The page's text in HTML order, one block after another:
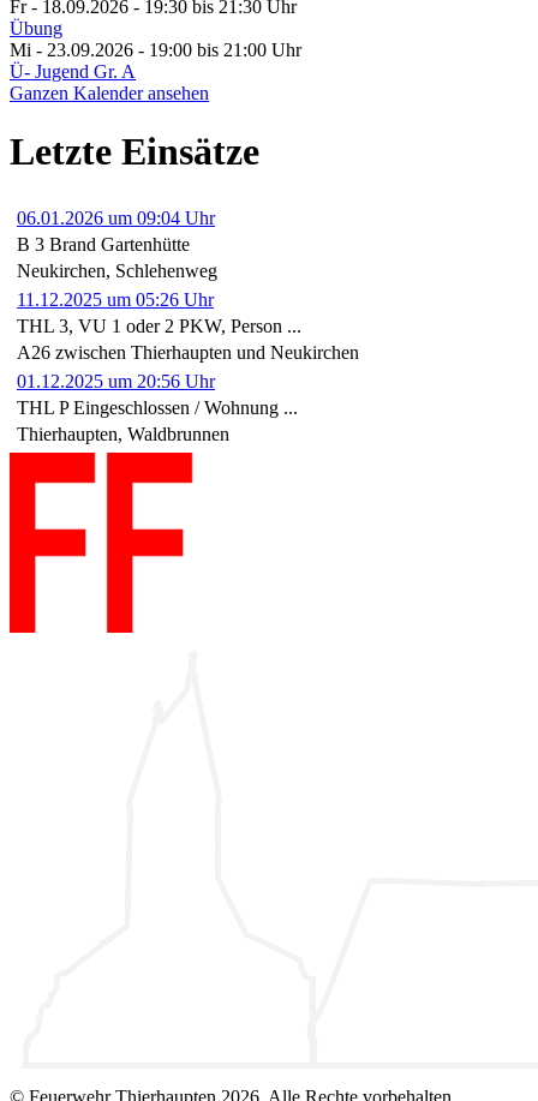
Fr - 18.09.2026 - 19:30 bis 21:30 Uhr
Übung
Mi - 23.09.2026 - 19:00 bis 21:00 Uhr
Ü- Jugend Gr. A
Ganzen Kalender ansehen
Letzte Einsätze
06.01.2026 um 09:04 Uhr
B 3 Brand Gartenhütte
Neukirchen, Schlehenweg
11.12.2025 um 05:26 Uhr
THL 3, VU 1 oder 2 PKW, Person ...
A26 zwischen Thierhaupten und Neukirchen
01.12.2025 um 20:56 Uhr
THL P Eingeschlossen / Wohnung ...
Thierhaupten, Waldbrunnen
© Feuerwehr Thierhaupten 2026, Alle Rechte vorbehalten.